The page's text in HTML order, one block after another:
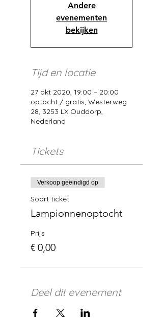
Andere
evenementen
bekijken
Tijd en locatie
27 okt 2020, 19:00 – 20:00
optocht / gratis, Westerweg
28, 3253 LX Ouddorp,
Nederland
Tickets
Verkoop geëindigd op
Soort ticket
Lampionnenoptocht
Prijs
€ 0,00
Deel dit evenement